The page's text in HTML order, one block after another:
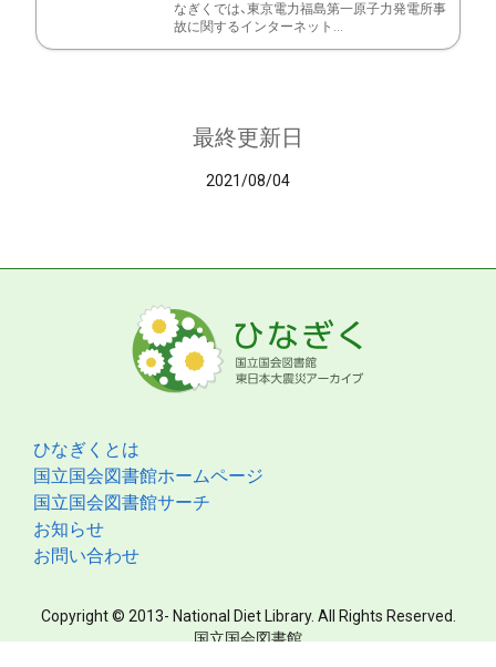
なぎくでは、東京電力福島第一原子力発電所事
故に関するインターネット...
最終更新日
2021/08/04
ひなぎくとは
国立国会図書館ホームページ
国立国会図書館サーチ
お知らせ
お問い合わせ
Copyright © 2013- National Diet Library. All Rights Reserved.